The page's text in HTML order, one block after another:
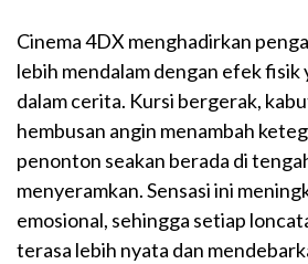
Cinema 4DX menghadirkan
lebih mendalam dengan efek fisik
dalam cerita. Kursi bergerak,
hembusan angin menambah
penonton seakan berada di
menyeramkan. Sensasi ini
emosional, sehingga setiap
terasa lebih nyata dan